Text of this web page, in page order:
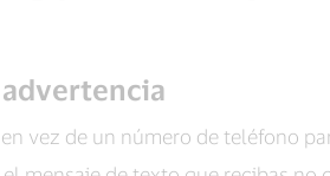
vez de un número de teléfono